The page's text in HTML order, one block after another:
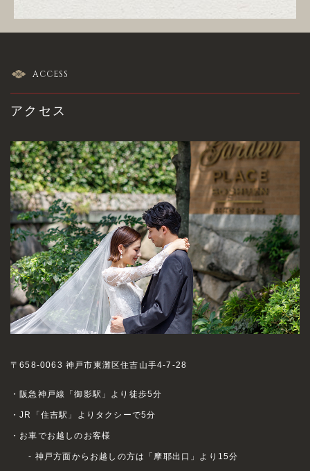
ACCESS
アクセス
〒658-0063 神戸市東灘区住吉山手4-7-28
・阪急神戸線「御影駅」より徒歩5分
・JR「住吉駅」よりタクシーで5分
・お車でお越しのお客様
- 神戸方面からお越しの方は「摩耶出口」より15分